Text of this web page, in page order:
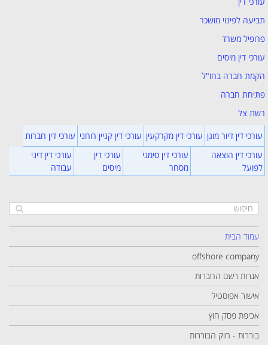
תביעה לפינוי מושכר
פרופיל משרד
עורכי דין מיסים
הקמת חברה בחו"ל
פתיחת חברה
רשת צל
עורכי דין דיור מוגן עורכי דין מקרקעין עורכי דין קניין רוחני עורכי דין חברות
עורכי דין הוצאה
לפועל
עורכי דין סימני
מסחר
עורכי דין
מיסים
עורכי דין דיני
עבודה
עמוד הבית
offshore company
אגרות רשם החברות
אישור אפוסטיל
אכיפת פסק חוץ
בוררות - חוק הבוררות